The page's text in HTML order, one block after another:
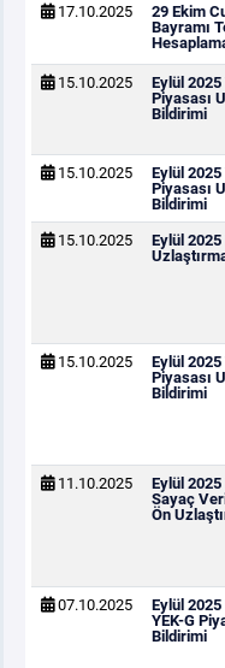
17.10.2025
29 Ekim
Bayramı
15.10.2025
Eylül
Piyasası
Bildirimi
15.10.2025
Eylül
Piyasası
Bildirimi
15.10.2025
Eylül
15.10.2025
Eylül
Piyasası
Bildirimi
11.10.2025
Eylül
Sayaç
Ön
07.10.2025
Eylül
YEK-G
Bildirimi